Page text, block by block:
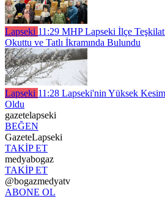
Lapseki 11:29 MHP Lapseki İlçe
Okuttu ve Tatlı İkramında Bulundu
Lapseki 11:28 Lapseki'nin Yüksek
Oldu
gazetelapseki
BEĞEN
GazeteLapseki
TAKİP ET
medyabogaz
TAKİP ET
@bogazmedyatv
ABONE OL